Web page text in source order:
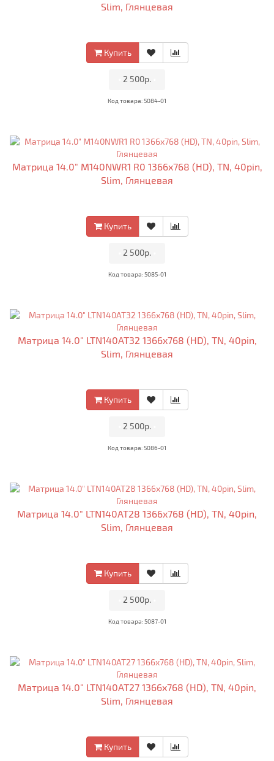
Slim, Глянцевая
Купить
2 500р.
Код товара: 5084-01
Матрица 14.0" M140NWR1 R0 1366x768 (HD), TN, 40pin,
Slim, Глянцевая
Купить
2 500р.
Код товара: 5085-01
Матрица 14.0" LTN140AT32 1366x768 (HD), TN, 40pin,
Slim, Глянцевая
Купить
2 500р.
Код товара: 5086-01
Матрица 14.0" LTN140AT28 1366x768 (HD), TN, 40pin,
Slim, Глянцевая
Купить
2 500р.
Код товара: 5087-01
Матрица 14.0" LTN140AT27 1366x768 (HD), TN, 40pin,
Slim, Глянцевая
Купить